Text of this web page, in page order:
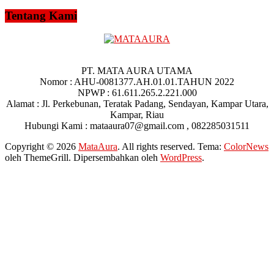
Tentang Kami
PT. MATA AURA UTAMA
Nomor : AHU-0081377.AH.01.01.TAHUN 2022
NPWP : 61.611.265.2.221.000
Alamat : Jl. Perkebunan, Teratak Padang, Sendayan, Kampar Utara,
Kampar, Riau
Hubungi Kami : mataaura07@gmail.com , 082285031511
Copyright © 2026 MataAura. All rights reserved. Tema: ColorNews
oleh ThemeGrill. Dipersembahkan oleh WordPress.